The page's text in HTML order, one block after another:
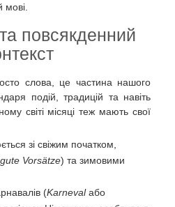
повсякденний
слова, це частина нашого
подій, традицій та навіть
світі місяці теж мають свої
зі свіжим початком,
gute Vorsätze) та зимовими
(Karnevalабо